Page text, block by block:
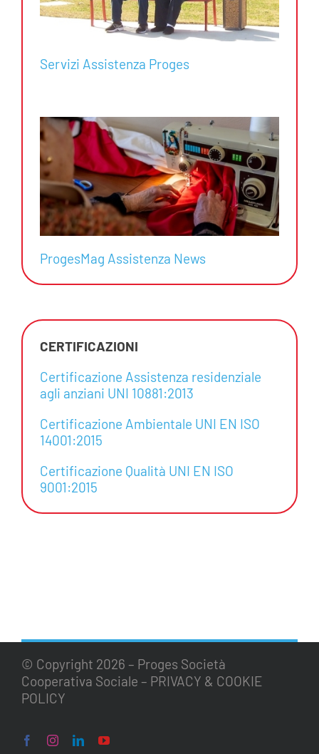
Servizi Assistenza Proges
ProgesMag Assistenza News
CERTIFICAZIONI
Certificazione Assistenza residenziale
agli anziani UNI 10881:2013
Certificazione Ambientale UNI EN ISO
14001:2015
Certificazione Qualità UNI EN ISO
9001:2015
© Copyright 2026 – Proges Società
Cooperativa Sociale – PRIVACY & COOKIE
POLICY